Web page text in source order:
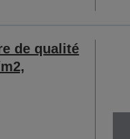
de qualité